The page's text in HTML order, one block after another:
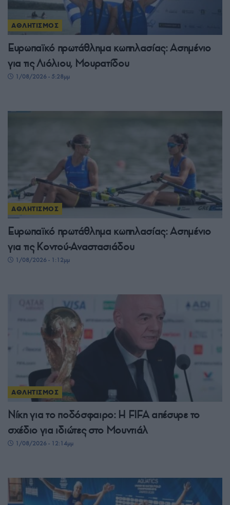
ΑΘΛΗΤΙΣΜΟΣ
Ευρωπαϊκό πρωτάθλημα κωπηλασίας: Ασημένιο
για τις Λιόλιου, Μουρατίδου
1/08/2026 - 5:28μμ
ΑΘΛΗΤΙΣΜΟΣ
Ευρωπαϊκό πρωτάθλημα κωπηλασίας: Ασημένιο
για τις Κοντού-Αναστασιάδου
1/08/2026 - 1:12μμ
ΑΘΛΗΤΙΣΜΟΣ
Νίκη για το ποδόσφαιρο: Η FIFA απέσυρε το
σχέδιο για ιδιώτες στο Μουντιάλ
1/08/2026 - 12:14μμ